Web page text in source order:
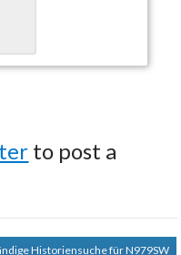
to post a
Historiensuche für N979SW